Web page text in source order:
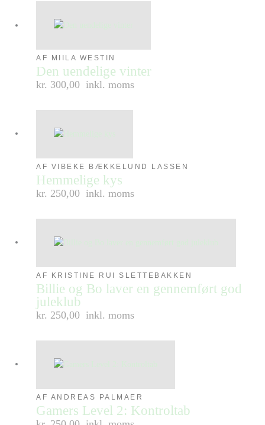
AF MIILA WESTIN
Den uendelige vinter
kr. 300,00 inkl. moms
AF VIBEKE BÆKKELUND LASSEN
Hemmelige kys
kr. 250,00 inkl. moms
AF KRISTINE RUI SLETTEBAKKEN
Billie og Bo laver en gennemført god
juleklub
kr. 250,00 inkl. moms
AF ANDREAS PALMAER
Gamers Level 2: Kontroltab